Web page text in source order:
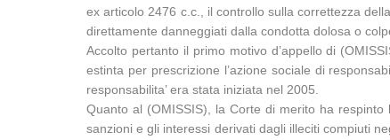
ex articolo 2476 c.c., il controllo sulla correttezza
direttamente danneggiati dalla condotta dolosa o
Accolto pertanto il primo motivo d’appello di
estinta per prescrizione l’azione sociale di
responsabilita’ era stata iniziata nel 2005.
Quanto al (OMISSIS), la Corte di merito ha
sanzioni e gli interessi derivati dagli illeciti compiuti